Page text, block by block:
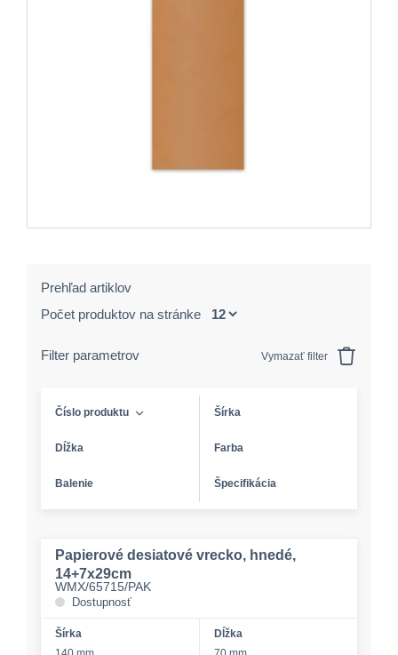
Prehľad artiklov
Počet produktov na stránke
Filter parametrov Vymazať filter
Číslo produktu Šírka
Dĺžka Farba
Balenie Špecifikácia
Papierové desiatové vrecko, hnedé,
14+7x29cm
WMX/65715/PAK
Dostupnosť
Šírka
Dĺžka